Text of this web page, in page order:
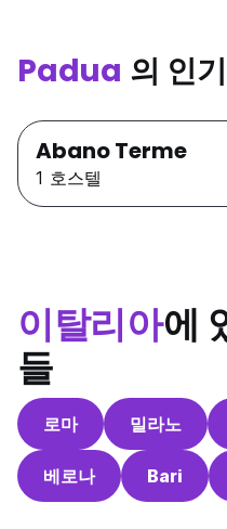
Padua 의 인
Abano Terme
1 호스텔
이탈리아에
들
로마 밀라노
베로나 Bari